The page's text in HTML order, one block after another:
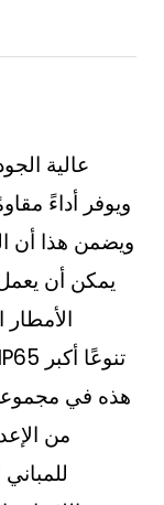
يمكن أن
الأمطار
من